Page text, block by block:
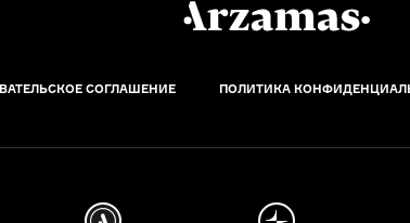
СОГЛАШЕНИЕ ПОЛИТИКА